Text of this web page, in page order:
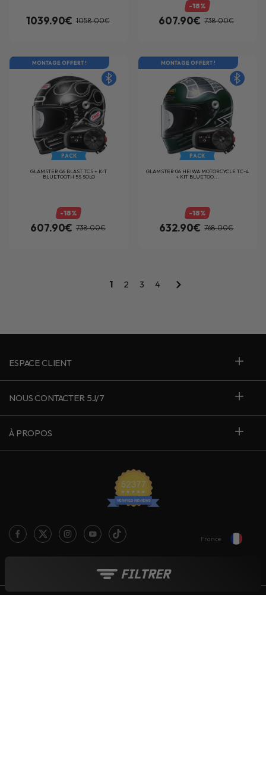
FILTRER
1039.90€ 1058.00€
-18%
607.90€ 738.00€
MONTAGE OFFERT !
PACK
GLAMSTER 06 BLAST TC5 + KIT
BLUETOOTH 5S SOLO
-18%
607.90€ 738.00€
MONTAGE OFFERT !
PACK
GLAMSTER 06 HEIWA MOTORCYCLE TC-4
+ KIT BLUETOO...
-18%
632.90€ 768.00€
1 2 3 4
ESPACE CLIENT
NOUS CONTACTER 5J/7
À PROPOS
France